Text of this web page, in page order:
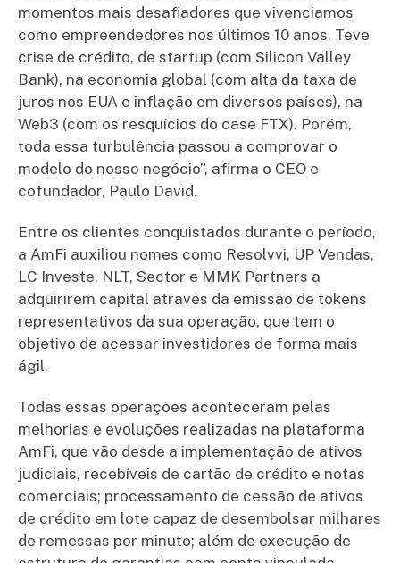
momentos mais desafiadores que vivenciamos
como empreendedores nos últimos 10 anos. Teve
crise de crédito, de startup (com Silicon Valley
Bank), na economia global (com alta da taxa de
juros nos EUA e inflação em diversos países), na
Web3 (com os resquícios do case FTX). Porém,
toda essa turbulência passou a comprovar o
modelo do nosso negócio”, afirma o CEO e
cofundador, Paulo David.
Entre os clientes conquistados durante o período,
a AmFi auxiliou nomes como Resolvvi, UP Vendas,
LC Investe, NLT, Sector e MMK Partners a
adquirirem capital através da emissão de tokens
representativos da sua operação, que tem o
objetivo de acessar investidores de forma mais
ágil.
Todas essas operações aconteceram pelas
melhorias e evoluções realizadas na plataforma
AmFi, que vão desde a implementação de ativos
judiciais, recebíveis de cartão de crédito e notas
comerciais; processamento de cessão de ativos
de crédito em lote capaz de desembolsar milhares
de remessas por minuto; além de execução de